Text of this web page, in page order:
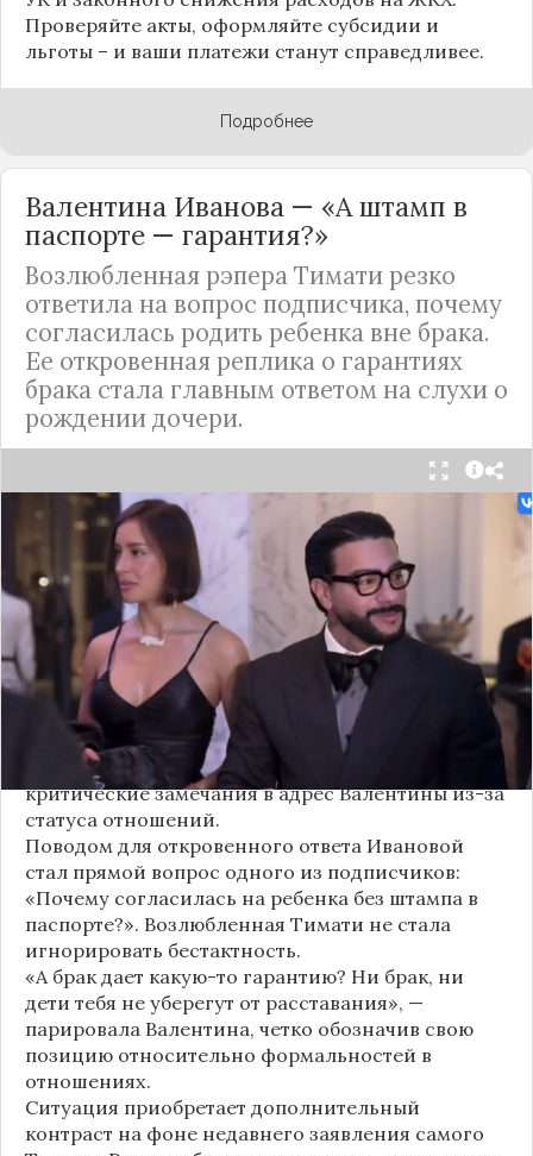
Проверяйте акты, оформляйте субсидии и
льготы – и ваши платежи станут справедливее.
Подробнее
Валентина Иванова — «А штамп в
паспорте — гарантия?»
Возлюбленная рэпера Тимати резко
ответила на вопрос подписчика, почему
согласилась родить ребенка вне брака.
Ее откровенная реплика о гарантиях
брака стала главным ответом на слухи о
рождении дочери.
Валентина Иванова, избранница рэпера Тимати,
публично ответила на бестактный вопрос о
своем решении родить ребенка вне
официального брака. Ее резкая реакция стала
первым косвенным подтверждением слухов о
рождении дочери, ранее распространяемых
изданием «СтарХит».
Хотя сама звездная пара официально не
объявляла о пополнении, поклонники уже
засыпали их поздравлениями. Однако
некоторые комментаторы позволили себе
критические замечания в адрес Валентины из-за
статуса отношений.
Поводом для откровенного ответа Ивановой
стал прямой вопрос одного из подписчиков:
«Почему согласилась на ребенка без штампа в
паспорте?». Возлюбленная Тимати не стала
игнорировать бестактность.
«А брак дает какую-то гарантию? Ни брак, ни
дети тебя не уберегут от расставания», —
парировала Валентина, четко обозначив свою
позицию относительно формальностей в
отношениях.
Ситуация приобретает дополнительный
контраст на фоне недавнего заявления самого